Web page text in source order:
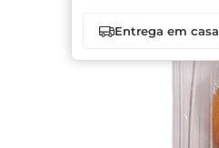
Entrega em casa